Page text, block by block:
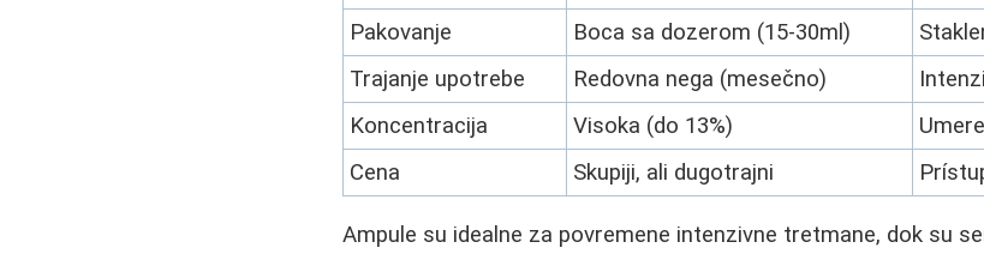
Pakovanje
Boca sa dozerom (15-30ml)
Trajanje upotrebe
Redovna nega (mesečno)
Koncentracija
Visoka (do 13%)
Cena
Skupiji, ali dugotrajni
Ampule su idealne za povremene intenzivne tretmane, dok su